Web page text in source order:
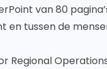
van 80
en tussen de